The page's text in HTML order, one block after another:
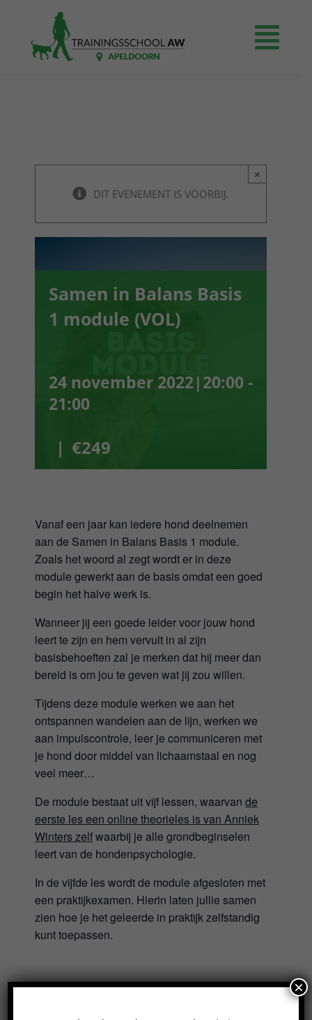
inhoud
Gegevens onthouden
×
DIT EVENEMENT IS VOORBIJ.
Samen in Balans Basis
1 module (VOL)
24 november 2022|20:00 -
21:00
| €249
Vanaf een jaar kan iedere hond deelnemen
aan de Samen in Balans Basis 1 module.
Zoals het woord al zegt wordt er in deze
module gewerkt aan de basis omdat een goed
begin het halve werk is.
Wanneer jij een goede leider voor jouw hond
leert te zijn en hem vervult in al zijn
basisbehoeften zal je merken dat hij meer dan
bereid is om jou te geven wat jij zou willen.
Tijdens deze module werken we aan het
ontspannen wandelen aan de lijn, werken we
aan impulscontrole, leer je communiceren met
je hond door middel van lichaamstaal en nog
veel meer…
De module bestaat uit vijf lessen, waarvan de
eerste les een online theorieles is van Anniek
Winters zelfwaarbij je alle grondbeginselen
leert van de hondenpsychologie.
In de vijfde les wordt de module afgesloten met
een praktijkexamen. Hierin laten jullie samen
zien hoe je het geleerde in praktijk zelfstandig
kunt toepassen.
De module start op deze datum en heeft 4
×